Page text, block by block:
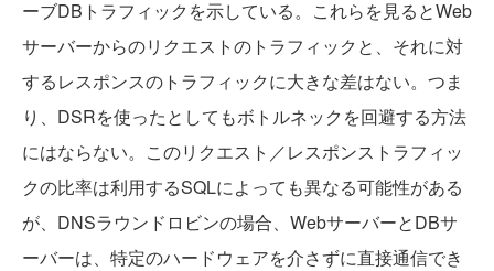
ーブDBトラフィックを示している。これらを見るとWeb
サーバーからのリクエストのトラフィックと、それに対
するレスポンスのトラフィックに大きな差はない。つま
り、DSRを使ったとしてもボトルネックを回避する方法
にはならない。このリクエスト／レスポンストラフィッ
クの比率は利用するSQLによっても異なる可能性がある
が、DNSラウンドロビンの場合、WebサーバーとDBサ
ーバーは、特定のハードウェアを介さずに直接通信でき